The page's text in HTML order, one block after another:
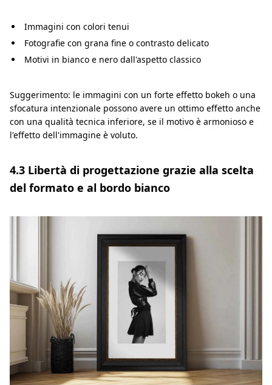
Immagini con colori tenui
Fotografie con grana fine o contrasto delicato
Motivi in bianco e nero dall'aspetto classico
Suggerimento: le immagini con un forte effetto bokeh o una
sfocatura intenzionale possono avere un ottimo effetto anche
con una qualità tecnica inferiore, se il motivo è armonioso e
l'effetto dell'immagine è voluto.
4.3 Libertà di progettazione grazie alla scelta
del formato e al bordo bianco